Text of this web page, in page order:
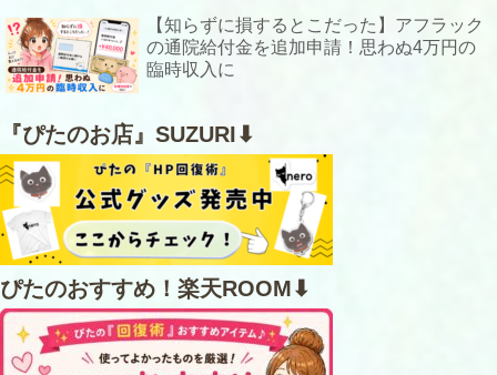
【知らずに損するとこだった】アフラック
の通院給付金を追加申請！思わぬ4万円の
臨時収入に
『ぴたのお店』SUZURI⬇
ぴたのおすすめ！楽天ROOM⬇